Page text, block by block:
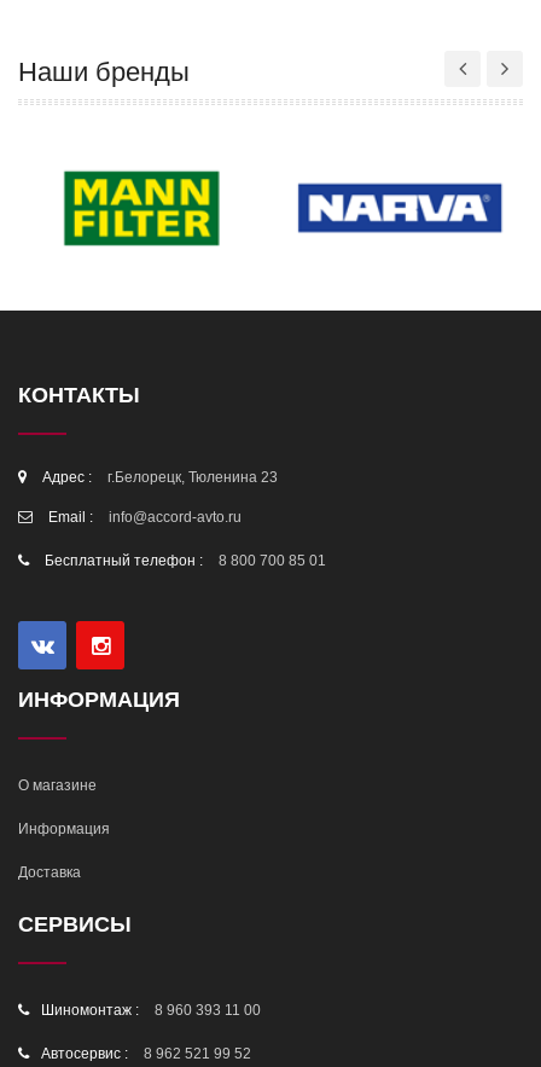
Наши бренды
КОНТАКТЫ
Адрес : г.Белорецк, Тюленина 23
Email : info@accord-avto.ru
Бесплатный телефон : 8 800 700 85 01
ИНФОРМАЦИЯ
О магазине
Информация
Доставка
СЕРВИСЫ
Шиномонтаж : 8 960 393 11 00
Автосервис : 8 962 521 99 52